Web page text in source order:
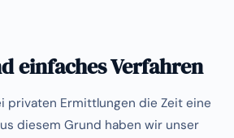
einfaches Verfahren
privaten Ermittlungen die Zeit eine
diesem Grund haben wir unser